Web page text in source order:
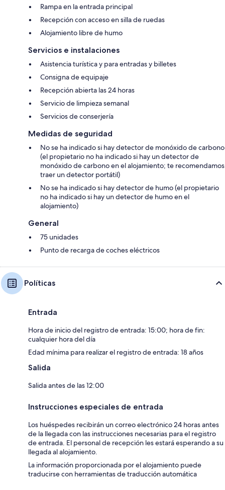
Rampa en la entrada principal
Recepción con acceso en silla de ruedas
Alojamiento libre de humo
Servicios e instalaciones
Asistencia turística y para entradas y billetes
Consigna de equipaje
Recepción abierta las 24 horas
Servicio de limpieza semanal
Servicios de conserjería
Medidas de seguridad
No se ha indicado si hay detector de monóxido de carbono
(el propietario no ha indicado si hay un detector de
monóxido de carbono en el alojamiento; te recomendamos
traer un detector portátil)
No se ha indicado si hay detector de humo (el propietario
no ha indicado si hay un detector de humo en el
alojamiento)
General
75 unidades
Punto de recarga de coches eléctricos
Políticas
Entrada
Hora de inicio del registro de entrada: 15:00; hora de fin:
cualquier hora del día
Edad mínima para realizar el registro de entrada: 18 años
Salida
Salida antes de las 12:00
Instrucciones especiales de entrada
Los huéspedes recibirán un correo electrónico 24 horas antes
de la llegada con las instrucciones necesarias para el registro
de entrada. El personal de recepción les estará esperando a su
llegada al alojamiento.
La información proporcionada por el alojamiento puede
traducirse con herramientas de traducción automática